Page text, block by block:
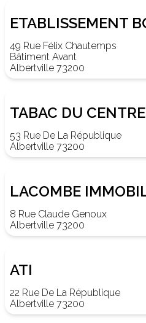
ETABLISSEMENT
49 Rue Félix Chautemps
Bâtiment Avant
Albertville 73200
TABAC DU CENTRE
53 Rue De La République
Albertville 73200
LACOMBE
8 Rue Claude Genoux
Albertville 73200
ATI
22 Rue De La République
Albertville 73200